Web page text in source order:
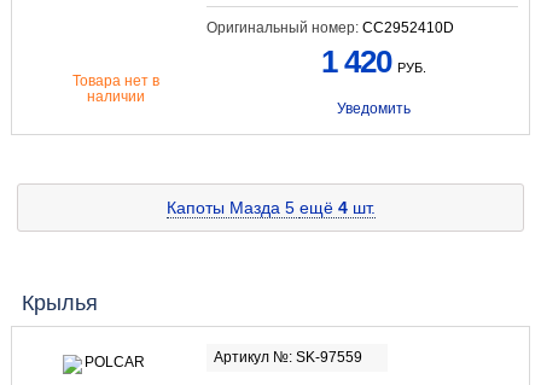
Оригинальный номер: CC2952410D
Товара нет в
наличии
1 420 РУБ.
Уведомить
Капоты Мазда 5 ещё 4шт.
Крылья
Артикул №: SK-97559